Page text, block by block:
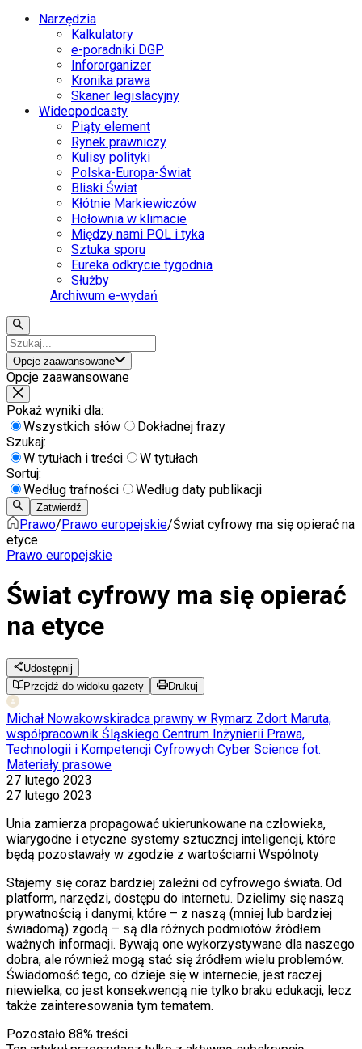
Narzędzia
Kalkulatory
e-poradniki DGP
Infororganizer
Kronika prawa
Skaner legislacyjny
Wideopodcasty
Piąty element
Rynek prawniczy
Kulisy polityki
Polska-Europa-Świat
Bliski Świat
Kłótnie Markiewiczów
Hołownia w klimacie
Między nami POL i tyka
Sztuka sporu
Eureka odkrycie tygodnia
Służby
Archiwum e-wydań
Opcje zaawansowane
Opcje zaawansowane
Pokaż wyniki dla:
Wszystkich słów
Dokładnej frazy
Szukaj:
W tytułach i treści
W tytułach
Sortuj:
Według trafności
Według daty publikacji
Zatwierdź
Prawo/Prawo europejskie/Świat cyfrowy ma się opierać na
etyce
Prawo europejskie
Świat cyfrowy ma się opierać
na etyce
Udostępnij
Przejdź do widoku gazety
Drukuj
Michał Nowakowskiradca prawny w Rymarz Zdort Maruta,
współpracownik Śląskiego Centrum Inżynierii Prawa,
Technologii i Kompetencji Cyfrowych Cyber Science fot.
Materiały prasowe
27 lutego 2023
27 lutego 2023
Unia zamierza propagować ukierunkowane na człowieka,
wiarygodne i etyczne systemy sztucznej inteligencji, które
będą pozostawały w zgodzie z wartościami Wspólnoty
Stajemy się coraz bardziej zależni od cyfrowego świata. Od
platform, narzędzi, dostępu do internetu. Dzielimy się naszą
prywatnością i danymi, które – z naszą (mniej lub bardziej
świadomą) zgodą – są dla różnych podmiotów źródłem
ważnych informacji. Bywają one wykorzystywane dla naszego
dobra, ale również mogą stać się źródłem wielu problemów.
Świadomość tego, co dzieje się w internecie, jest raczej
niewielka, co jest konsekwencją nie tylko braku edukacji, lecz
także zainteresowania tym tematem.
Pozostało 88% treści